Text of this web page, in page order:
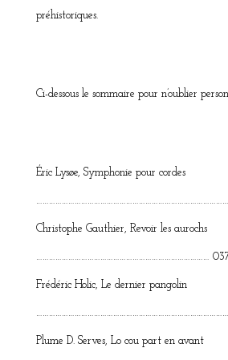
préhistoriques.
Ci-dessous le sommaire pour n’oublier
Éric Lysøe, Symphonie pour cordes
Christophe Gauthier, Revoir les aurochs
………………………………………………………………………
Frédéric Holic, Le dernier pangolin
Plume D. Serves, Lo cou part en avant